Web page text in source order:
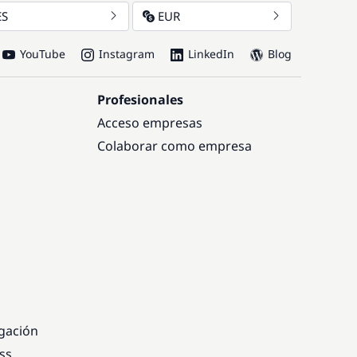
EUR
YouTube Instagram LinkedIn Blog
Profesionales
Acceso empresas
Colaborar como empresa